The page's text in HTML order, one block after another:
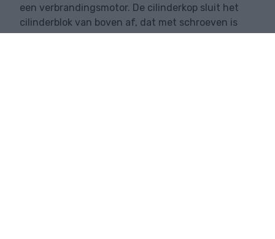
een verbrandingsmotor. De cilinderkop sluit het
cilinderblok van boven af, dat met schroeven is